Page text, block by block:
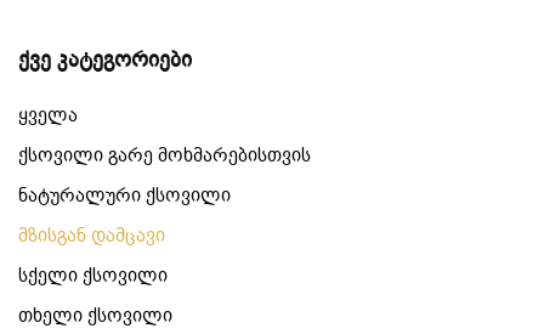
ქვე კატეგორიები
ყველა
ქსოვილი გარე მოხმარებისთვის
ნატურალური ქსოვილი
მზისგან დამცავი
სქელი ქსოვილი
თხელი ქსოვილი